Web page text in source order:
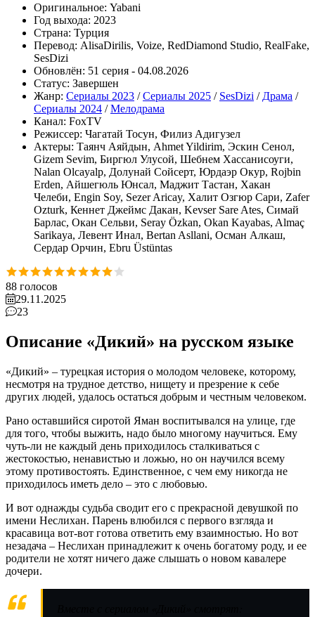
Оригинальное: Yabani
Год выхода: 2023
Страна: Турция
Перевод: AlisaDirilis, Voize, RedDiamond Studio, RealFake,
SesDizi
Обновлён: 51 серия - 04.08.2026
Статус: Завершен
Жанр: Сериалы 2023 /Сериалы 2025 / SesDizi / Драма /
Сериалы 2024 /Мелодрама
Канал: FoxTV
Режиссер: Чагатай Тосун, Филиз Адигузел
Актеры: Таянч Аяйдын, Ahmet Yildirim, Эскин Сенол,
Gizem Sevim, Биргюл Улусой, Шебнем Хассанисоуги,
Nalan Olcayalp, Долунай Сойсерт, Юрдаэр Окур, Rojbin
Erden, Айшегюль Юнсал, Маджит Тастан, Хакан
Челеби, Engin Soy, Sezer Aricay, Халит Озгюр Сари, Zafer
Ozturk, Кеннет Джеймс Дакан, Kevser Sare Ates, Симай
Барлас, Окан Сельви, Seray Özkan, Okan Kayabas, Almaç
Sarikaya, Левент Инал, Bertan Asllani, Осман Алкаш,
Сердар Орчин, Ebru Üstüntas
88 голосов
29.11.2025
23
Описание «Дикий» на русском языке
«Дикий» – турецкая история о молодом человеке, которому,
несмотря на трудное детство, нищету и презрение к себе
других людей, удалось остаться добрым и честным человеком.
Рано оставшийся сиротой Яман воспитывался на улице, где
для того, чтобы выжить, надо было многому научиться. Ему
чуть-ли не каждый день приходилось сталкиваться с
жестокостью, ненавистью и ложью, но он научился всему
этому противостоять. Единственное, с чем ему никогда не
приходилось иметь дело – это с любовью.
И вот однажды судьба сводит его с прекрасной девушкой по
имени Неслихан. Парень влюбился с первого взгляда и
красавица вот-вот готова ответить ему взаимностью. Но вот
незадача – Неслихан принадлежит к очень богатому роду, и ее
родители не хотят ничего даже слышать о новом кавалере
дочери.